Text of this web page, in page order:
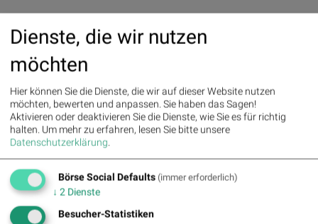
BSN Watchlist: GameStop macht 82 Prozent in 8 Tagen
[pic1] Die aktuell längste Serie:
... : -22,71 Prozent). Weitere Highlights:
24.03.2022
BSN Watchlist: GameStop jetzt mit 7 Tagen in Folge
... Die aktuell längste Serie:
(830%),GameStop(796%) und Francotyp ... Prozent). Weitere
Highlights:
GameStopist nun 7 Tage ...
23.03.2022
BSN Watchlist: GameStop gönnt den Aktionären starkes
Dienste, die wir nutzen
möchten
Hier können Sie die Dienste, die wir auf dieser Website nutzen
möchten, bewerten und anpassen. Sie haben das Sagen!
Aktivieren oder deaktivieren Sie die Dienste, wie Sie es für richtig
halten. Um mehr zu erfahren, lesen Sie bitte unsere
Datenschutzerklärung.
Börse Social Defaults (immer erforderlich)
↓ 2 Dienste
Besucher-Statistiken